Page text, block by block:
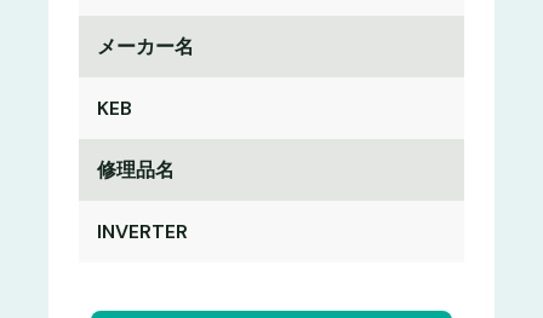
メーカー名
KEB
修理品名
INVERTER